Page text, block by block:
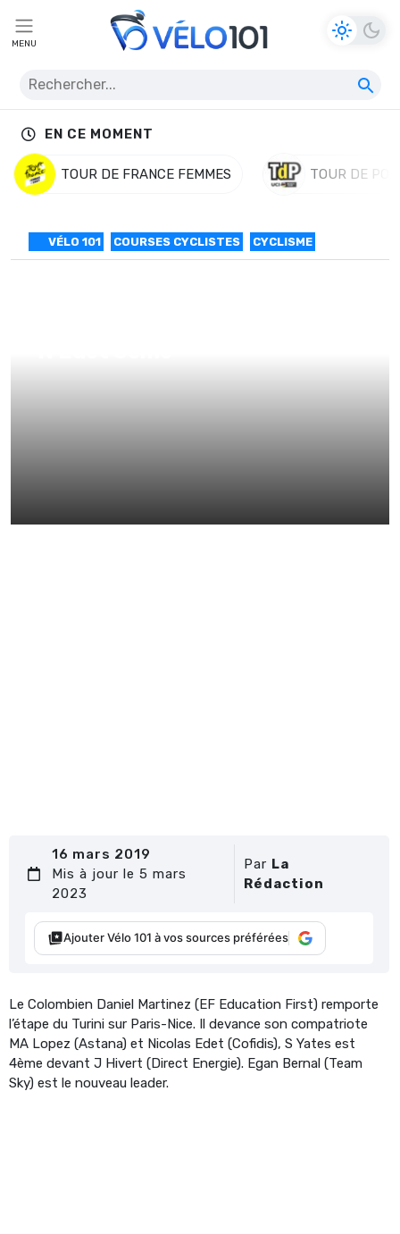
MENU
EN CE MOMENT
TOUR DE FRANCE FEMMES TOUR DE
VÉLO 101 COURSES CYCLISTES CYCLISME
16 mars 2019
Mis à jour le 5 mars
2023
Par La
Rédaction
Ajouter Vélo 101 à vos sources préférées
Le Colombien Daniel Martinez (EF Education First) remporte
l’étape du Turini sur Paris-Nice. Il devance son compatriote
MA Lopez (Astana) et Nicolas Edet (Cofidis), S Yates est
4ème devant J Hivert (Direct Energie). Egan Bernal (Team
Sky) est le nouveau leader.